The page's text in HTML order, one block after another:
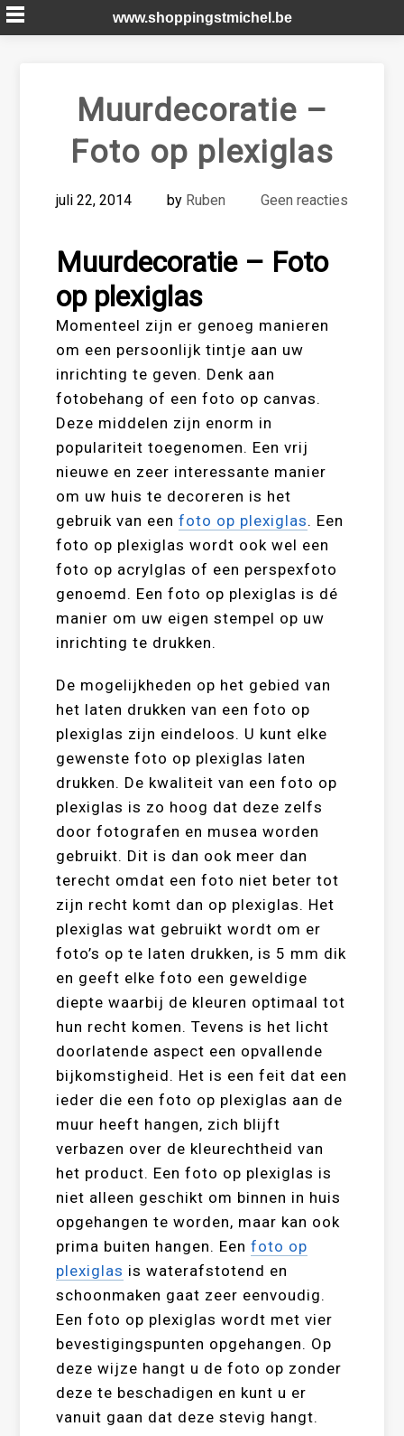
Skip
to
www.shoppingstmichel.be
Muurdecoratie –
Foto op plexiglas
juli 22, 2014 by Ruben Geen reacties
Muurdecoratie – Foto
op plexiglas
Momenteel zijn er genoeg manieren
om een persoonlijk tintje aan uw
inrichting te geven. Denk aan
fotobehang of een foto op canvas.
Deze middelen zijn enorm in
populariteit toegenomen. Een vrij
nieuwe en zeer interessante manier
om uw huis te decoreren is het
gebruik van eenfoto op plexiglas. Een
foto op plexiglas wordt ook wel een
foto op acrylglas of een perspexfoto
genoemd. Een foto op plexiglas is dé
manier om uw eigen stempel op uw
inrichting te drukken.
De mogelijkheden op het gebied van
het laten drukken van een foto op
plexiglas zijn eindeloos. U kunt elke
gewenste foto op plexiglas laten
drukken. De kwaliteit van een foto op
plexiglas is zo hoog dat deze zelfs
door fotografen en musea worden
gebruikt. Dit is dan ook meer dan
terecht omdat een foto niet beter tot
zijn recht komt dan op plexiglas. Het
plexiglas wat gebruikt wordt om er
foto’s op te laten drukken, is 5 mm dik
en geeft elke foto een geweldige
diepte waarbij de kleuren optimaal tot
hun recht komen. Tevens is het licht
doorlatende aspect een opvallende
bijkomstigheid. Het is een feit dat een
ieder die een foto op plexiglas aan de
muur heeft hangen, zich blijft
verbazen over de kleurechtheid van
het product. Een foto op plexiglas is
niet alleen geschikt om binnen in huis
opgehangen te worden, maar kan ook
prima buiten hangen. Eenfoto op
plexiglas is waterafstotend en
schoonmaken gaat zeer eenvoudig.
Een foto op plexiglas wordt met vier
bevestigingspunten opgehangen. Op
deze wijze hangt u de foto op zonder
deze te beschadigen en kunt u er
vanuit gaan dat deze stevig hangt.